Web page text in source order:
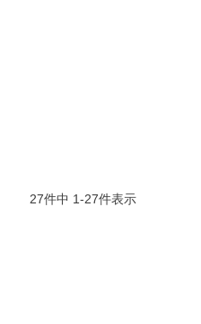
27件中 1-27件表示